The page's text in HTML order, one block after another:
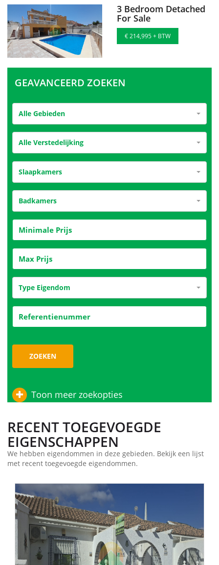
3 Bedroom Detached
For Sale
€ 214,995 + BTW
GEAVANCEERD ZOEKEN
Alle Gebieden
Alle Verstedelijking
Slaapkamers
Badkamers
Type Eigendom
ZOEKEN
Toon meer zoekopties
RECENT TOEGEVOEGDE
EIGENSCHAPPEN
We hebben eigendommen in deze gebieden. Bekijk een lijst
met recent toegevoegde eigendommen.